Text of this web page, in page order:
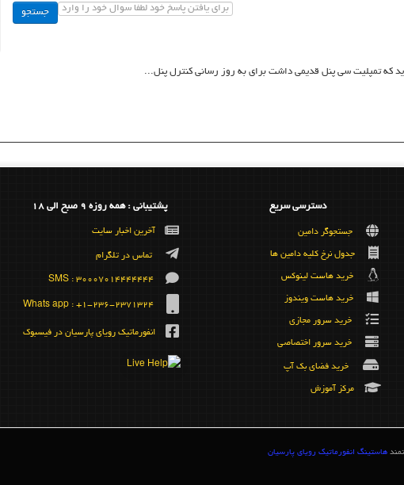
که تمپلیت سی پنل قدیمی داشت برای به روز رسانی کنترل پنل...
دسترسی سریع
جستجوگر دامین
جدول نرخ کلیه دامین ها
خرید هاست لینوکس
خرید هاست ویندوز
خرید سرور مجازی
خرید سرور اختصاصی
خرید فضای بک آپ
مرکز آموزش
پشتیبانی : همه روزه 9 صبح الی 18
آخرین اخبار سایت
تماس در تلگرام
SMS : 30007014444444
Whats app : +1-236-2371324
انفورماتیک رویای پارسیان در فیسبوک
هاستینگ انفورماتیک رویای پارسیان